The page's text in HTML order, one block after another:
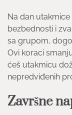
Na dan
bezbednosti i
sa grupom,
Ovi koraci
ćeš utakmicu
nepredviđenih
Završne